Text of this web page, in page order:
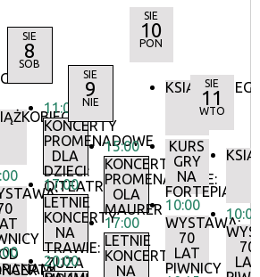
SIE
8
SOB
11:00
KONCERTY
PROMENADOWE
DLA
DZIECI:
O!TEATR
17:00
LETNIE
KONCERTY
NA
TRAWIE:
ZUZA
20:00
SIE
9
NIE
15:00
KONCERTY
PROMENADOWE:
OLA
MAURER
17:00
LETNIE
KONCERTY
NA
SIE
10
PON
KSIĄŻKOBIEG
KURS
GRY
NA
FORTEPIANIE
10:00
WYSTAWA:
70
LAT
PIWNICY
SIE
11
WTO
10:00
70
LAT